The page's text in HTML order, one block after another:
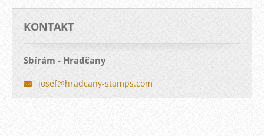
KONTAKT
Sbírám - Hradčany
josef@hradcany-stamps.com